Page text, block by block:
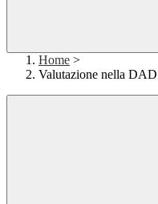
Home >
Valutazione nella DAD